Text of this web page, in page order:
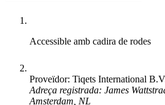
Accessible amb cadira de rodes
Proveïdor: Tiqets International
Adreça registrada: James
Amsterdam, NL